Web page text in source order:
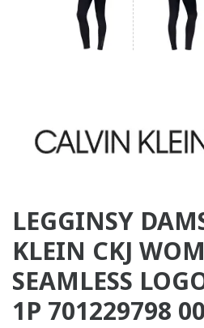
LEGGINSY
KLEIN CKJ
SEAMLESS
1P 701229798